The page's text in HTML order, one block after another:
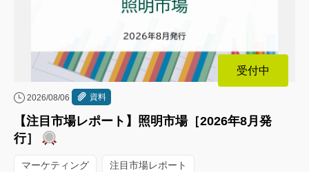
受付中
2026/08/06 資料
【注目市場レポート】照明市場［2026年8月発
行］
マーケティング 注目市場レポート